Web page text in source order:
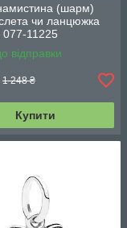
(шарм)
чи ланцюжка
077-11225
відправки
1 248 ₴
Купити